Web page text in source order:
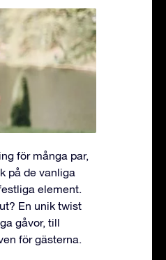
för många par,
på de vanliga
element.
En unik twist
gåvor, till
för gästerna.